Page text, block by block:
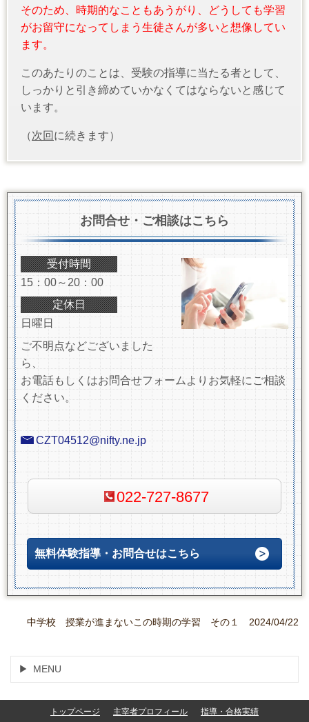
そのため、時期的なこともあうがり、どうしても学習
がお留守になってしまう生徒さんが多いと想像してい
ます。
このあたりのことは、受験の指導に当たる者として、
しっかりと引き締めていかなくてはならないと感じて
います。
（次回 に続きます）
お問合せ・ご相談はこちら
受付時間
15：00～20：00
定休日
日曜日
ご不明点などございました
ら、
お電話もしくはお問合せフォームよりお気軽にご相談
ください。
CZT04512@nifty.ne.jp
022-727-8677
無料体験指導・お問合せはこちら
中学校 授業が進まないこの時期の学習 その１ 2024/04/22
MENU
トップページ 主宰者プロフィール
指導・合格実績